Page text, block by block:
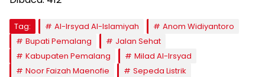
Tag: Al-Irsyad Al-Islamiyah
Anom Widiyantoro
Bupati Pemalang
Jalan Sehat
Kabupaten Pemalang
Milad Al-Irsyad
Noor Faizah Maenofie
Sepeda Listrik